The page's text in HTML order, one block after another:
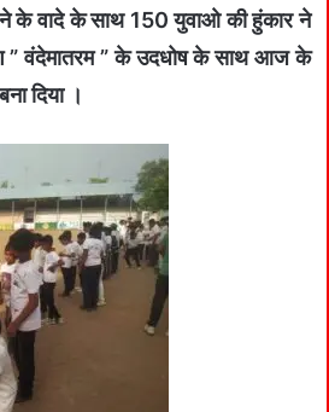
के वादे के साथ 150 युवाओ की हुंकार ने
” वंदेमातरम ” के उदधोष के साथ आज के
दिया ।